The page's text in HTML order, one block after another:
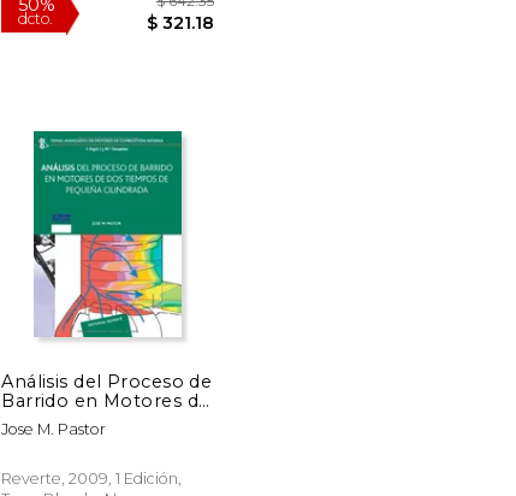
$ 51.68
Análisis del Proceso de
Barrido en Motores de
dos Tiempos de
Pequeña Cilindrada
Motores de
Jose M. Pastor
Reverte, 2009, 1 Edición,